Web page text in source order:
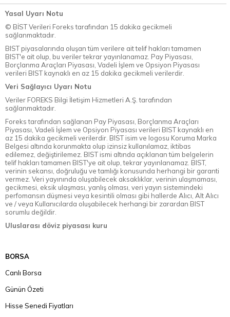
Yasal Uyarı Notu
© BİST Verileri Foreks tarafından 15 dakika gecikmeli
sağlanmaktadır.
BIST piyasalarında oluşan tüm verilere ait telif hakları tamamen
BIST'e ait olup, bu veriler tekrar yayınlanamaz. Pay Piyasası,
Borçlanma Araçları Piyasası, Vadeli İşlem ve Opsiyon Piyasası
verileri BIST kaynaklı en az 15 dakika gecikmeli verilerdir.
Veri Sağlayıcı Uyarı Notu
Veriler FOREKS Bilgi İletişim Hizmetleri A.Ş. tarafından
sağlanmaktadır.
Foreks tarafından sağlanan Pay Piyasası, Borçlanma Araçları
Piyasası, Vadeli İşlem ve Opsiyon Piyasası verileri BIST kaynaklı en
az 15 dakika gecikmeli verilerdir. BIST isim ve logosu Koruma Marka
Belgesi altında korunmakta olup izinsiz kullanılamaz, iktibas
edilemez, değiştirilemez. BIST ismi altında açıklanan tüm belgelerin
telif hakları tamamen BIST'ye ait olup, tekrar yayınlanamaz. BIST,
verinin sekansı, doğruluğu ve tamlığı konusunda herhangi bir garanti
vermez. Veri yayınında oluşabilecek aksaklıklar, verinin ulaşmaması,
gecikmesi, eksik ulaşması, yanlış olması, veri yayın sistemindeki
perfomansın düşmesi veya kesintili olması gibi hallerde Alıcı, Alt Alıcı
ve / veya Kullanıcılarda oluşabilecek herhangi bir zarardan BIST
sorumlu değildir.
Uluslarası döviz piyasası kuru
BORSA
Canlı Borsa
Günün Özeti
Hisse Senedi Fiyatları